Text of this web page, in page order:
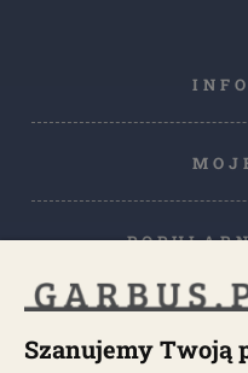
Szanujemy Twoją